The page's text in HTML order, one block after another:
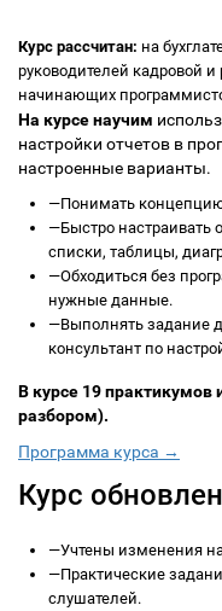
Курс рассчитан: на
руководителей кадровой и
начинающих
На курсе научим
настройки отчетов в
настроенные варианты.
—Понимать
—Быстро настраивать
списки, таблицы,
—Обходиться без
нужные данные.
—Выполнять задание
консультант по
В курсе 19
разбором).
Программа курса →
Курс обновлен
—Учтены изменения
—Практические
слушателей.